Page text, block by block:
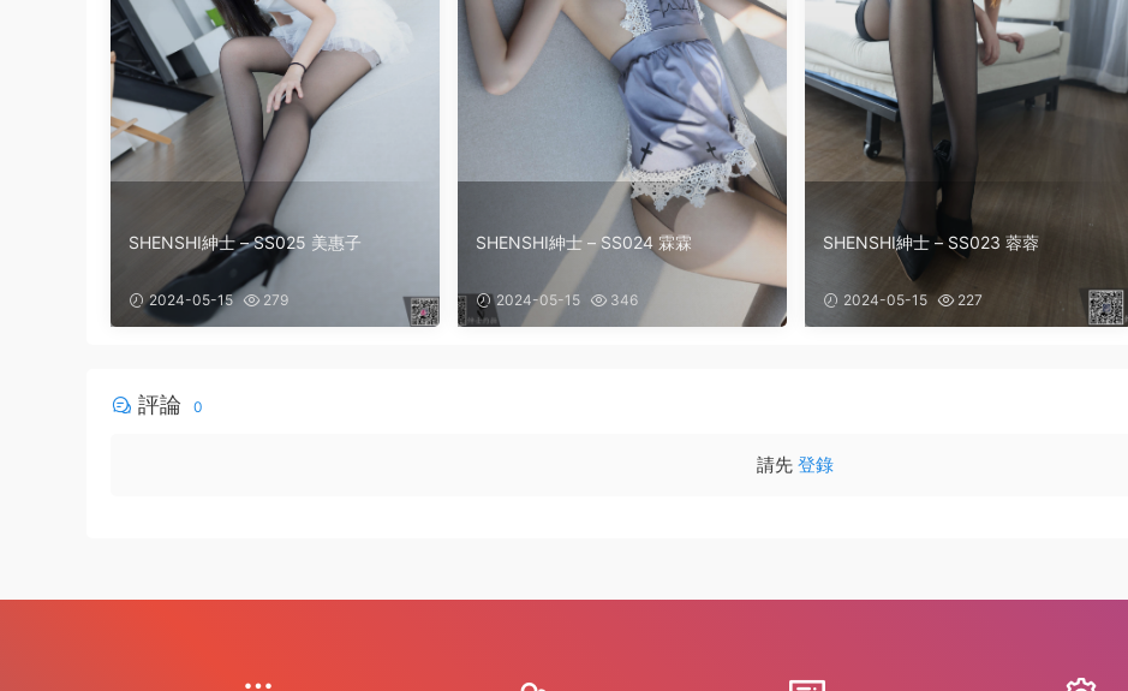
SHENSHI紳士 – SS025 美惠子
2024-05-15 279
SHENSHI紳士 – SS024 霖霖
2024-05-15 346
SHENSHI紳士 – SS023 蓉蓉
2024-05-15 227
評論 0
請先 登錄